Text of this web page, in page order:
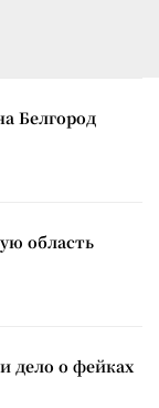
Белгород
область
дело о фейках